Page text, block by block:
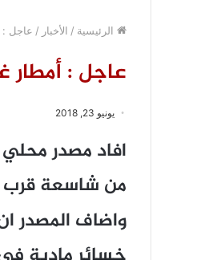
الرئيسية / الأخبار / عاجل :
عاجل :
يونيو 23, 2018
افاد مصدر
من شاسعة قرب
واضاف المصدر